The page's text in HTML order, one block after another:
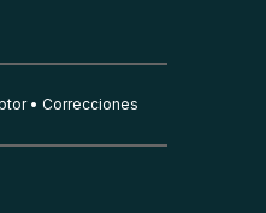
Correcciones